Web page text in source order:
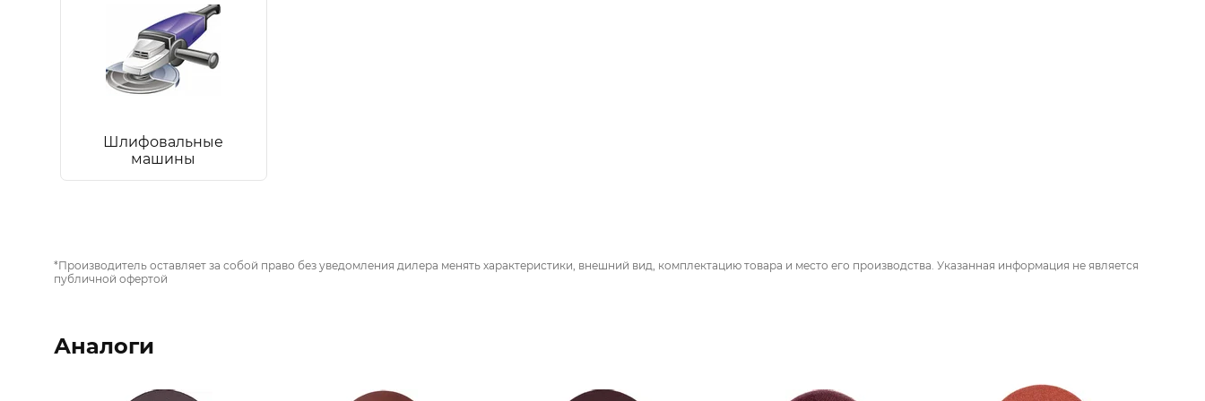
Шлифовальные
машины
*Производитель оставляет за собой право без уведомления дилера менять характеристики, внешний вид, комплектацию товара и место его производства. Указанная информация не является
публичной офертой
Аналоги